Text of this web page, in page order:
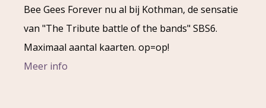
Bee Gees Forever nu al bij Kothman, de sensatie
van "The Tribute battle of the bands" SBS6.
Maximaal aantal kaarten. op=op!
Meer info